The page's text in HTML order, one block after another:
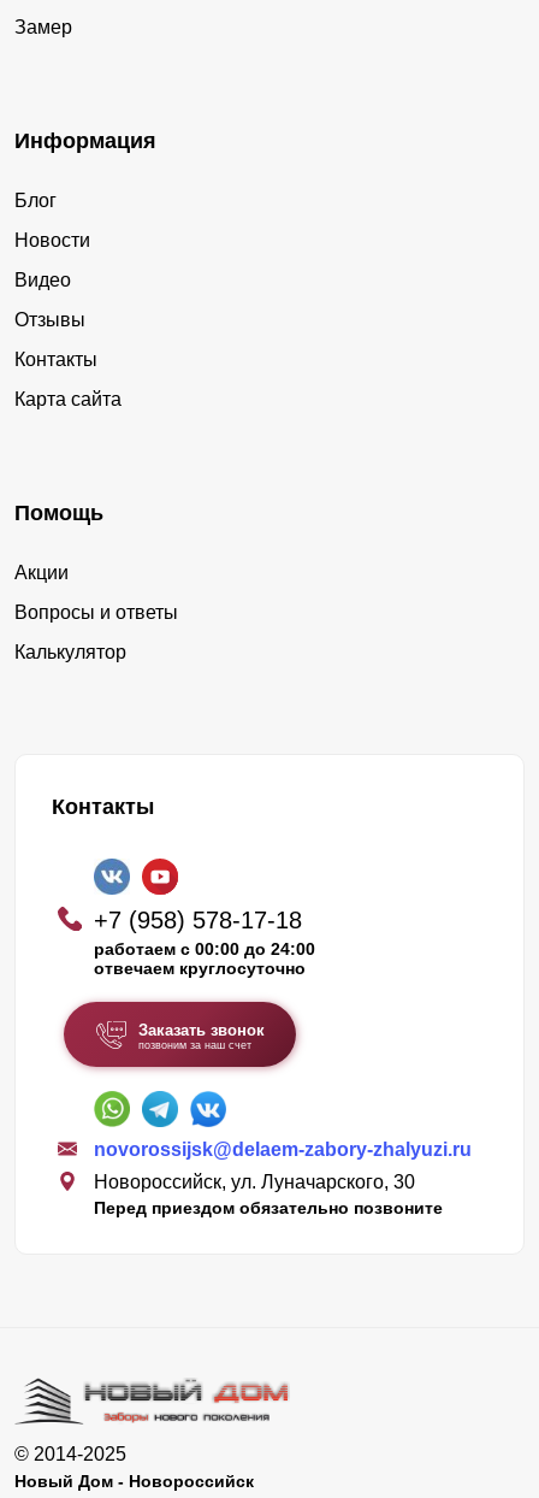
Замер
Информация
Блог
Новости
Видео
Отзывы
Контакты
Карта сайта
Помощь
Акции
Вопросы и ответы
Калькулятор
Контакты
+7 (958) 578-17-18
работаем с 00:00 до 24:00
отвечаем круглосуточно
Заказать звонок
позвоним за наш счет
novorossijsk@delaem-zabory-zhalyuzi.ru
Новороссийск, ул. Луначарского, 30
Перед приездом обязательно позвоните
© 2014-2025
Новый Дом - Новороссийск